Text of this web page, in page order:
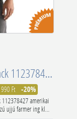
Western Shirt Rinse Black 112378427
Ft -20%
amerikai
ujjú farmer ing kl...